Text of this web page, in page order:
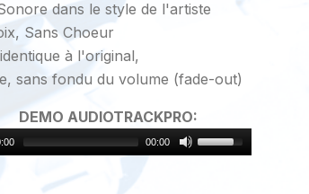
dans le style de l'artiste
Sans Choeur
à l'original,
sans fondu du volume (fade-out)
DEMO AUDIOTRACKPRO:
00:00